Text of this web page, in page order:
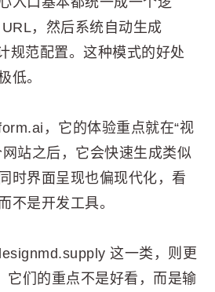
，然后系统自动生成
规范配置。这种模式的好处
低。
，它的体验重点就在“视
站之后，它会快速生成类似
时界面呈现也偏现代化，看
不是开发工具。
这一类，则更
它们的重点不是好看，而是输